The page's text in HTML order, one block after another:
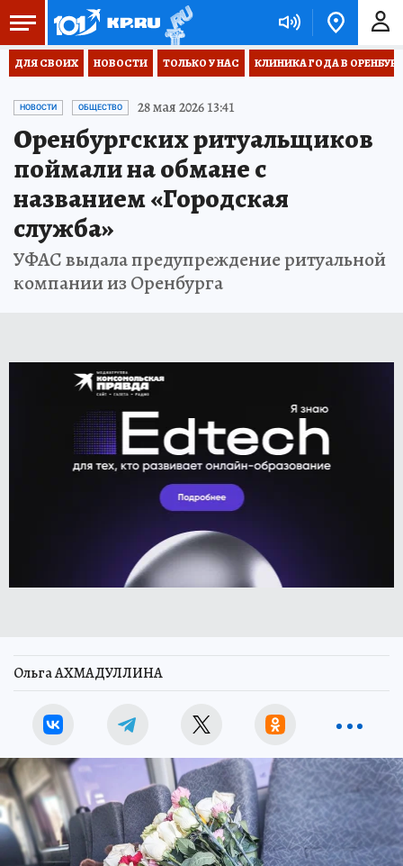
ДЛЯ СВОИХ НОВОСТИ ТОЛЬКО У НАС КЛИНИКА ГОДА В
НОВОСТИ ОБЩЕСТВО 28 мая 2026 13:41
Оренбургских ритуальщиков
поймали на обмане с
названием «Городская
служба»
УФАС выдала предупреждение ритуальной
компании из Оренбурга
Ольга АХМАДУЛЛИНА